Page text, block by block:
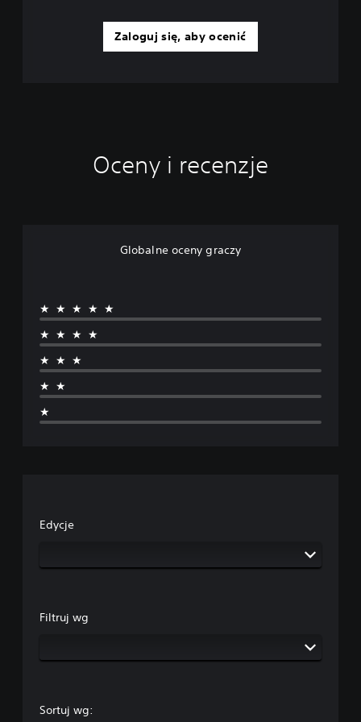
Zaloguj się, aby ocenić
Oceny i recenzje
Globalne oceny graczy
★★★★★
★★★★
★★★
★★
★
Edycje
Filtruj wg
Sortuj wg: